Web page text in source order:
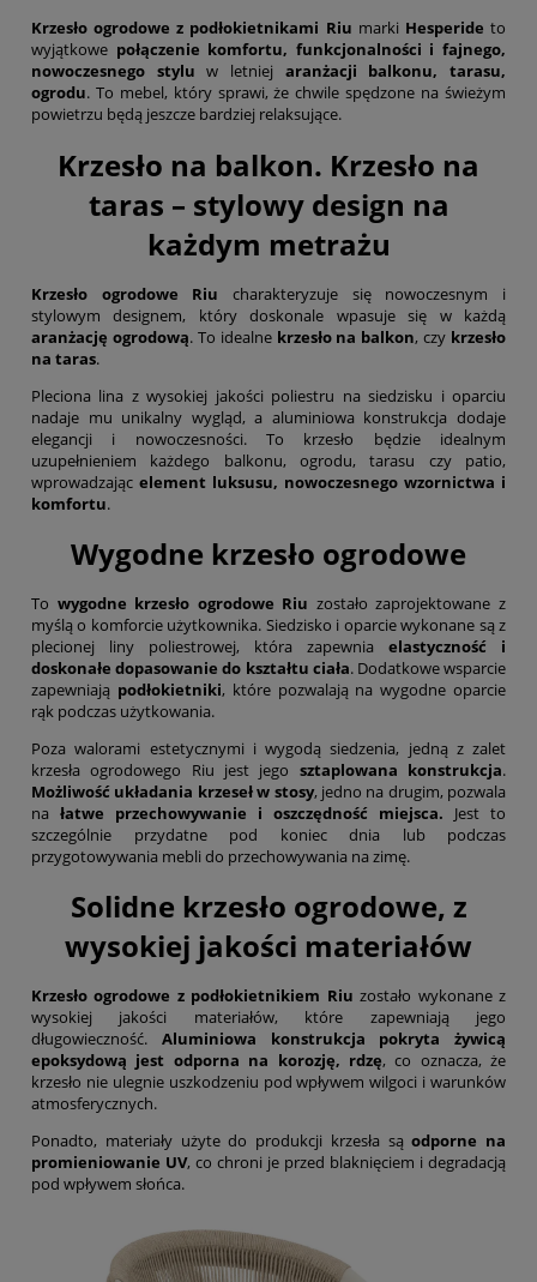
Krzesło ogrodowe z podłokietnikami Riu marki Hesperide to
wyjątkowe połączenie komfortu, funkcjonalności i fajnego,
nowoczesnego stylu w letniej aranżacji balkonu, tarasu,
ogrodu. To mebel, który sprawi, że chwile spędzone na świeżym
powietrzu będą jeszcze bardziej relaksujące.
Krzesło na balkon. Krzesło na
taras – stylowy design na
każdym metrażu
Krzesło ogrodowe Riu charakteryzuje się nowoczesnym i
stylowym designem, który doskonale wpasuje się w każdą
aranżację ogrodową. To idealne krzesło na balkon, czy krzesło
na taras.
Pleciona lina z wysokiej jakości poliestru na siedzisku i oparciu
nadaje mu unikalny wygląd, a aluminiowa konstrukcja dodaje
elegancji i nowoczesności. To krzesło będzie idealnym
uzupełnieniem każdego balkonu, ogrodu, tarasu czy patio,
wprowadzając element luksusu, nowoczesnego wzornictwa i
komfortu.
Wygodne krzesło ogrodowe
To wygodne krzesło ogrodowe Riu zostało zaprojektowane z
myślą o komforcie użytkownika. Siedzisko i oparcie wykonane są z
plecionej liny poliestrowej, która zapewnia elastyczność i
doskonałe dopasowanie do kształtu ciała. Dodatkowe wsparcie
zapewniają podłokietniki, które pozwalają na wygodne oparcie
rąk podczas użytkowania.
Poza walorami estetycznymi i wygodą siedzenia, jedną z zalet
krzesła ogrodowego Riu jest jego sztaplowana konstrukcja.
Możliwość układania krzeseł w stosy, jedno na drugim, pozwala
na łatwe przechowywanie i oszczędność miejsca. Jest to
szczególnie przydatne pod koniec dnia lub podczas
przygotowywania mebli do przechowywania na zimę.
Solidne krzesło ogrodowe, z
wysokiej jakości materiałów
Krzesło ogrodowe z podłokietnikiem Riu zostało wykonane z
wysokiej jakości materiałów, które zapewniają jego
długowieczność. Aluminiowa konstrukcja pokryta żywicą
epoksydową jest odporna na korozję, rdzę, co oznacza, że
krzesło nie ulegnie uszkodzeniu pod wpływem wilgoci i warunków
atmosferycznych.
Ponadto, materiały użyte do produkcji krzesła są odporne na
promieniowanie UV, co chroni je przed blaknięciem i degradacją
pod wpływem słońca.